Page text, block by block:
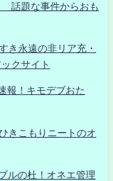
話題な事件からおも
き永遠の非リア充・
クサイト
報！キモデブおた
きこもりニートのオ
ルの杜！オネエ管理